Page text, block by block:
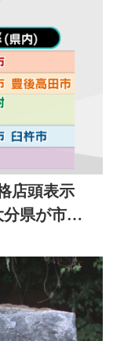
店頭表示
県が市町